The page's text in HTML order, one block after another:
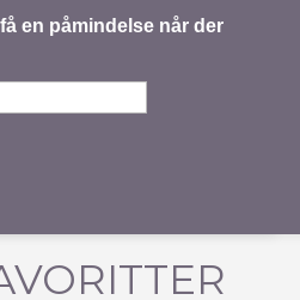
en påmindelse når der